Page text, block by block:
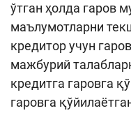
ўтган ҳолда гаров
маълумотларни
кредитор учун
мажбурий
кредитга гаровга
гаровга